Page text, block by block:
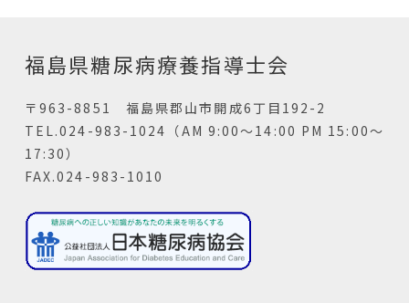
福島県糖尿病療養指導士会
〒963-8851 福島県郡山市開成6丁目192-2
TEL.024-983-1024（AM 9:00～14:00 PM 15:00～
17:30）
FAX.024-983-1010